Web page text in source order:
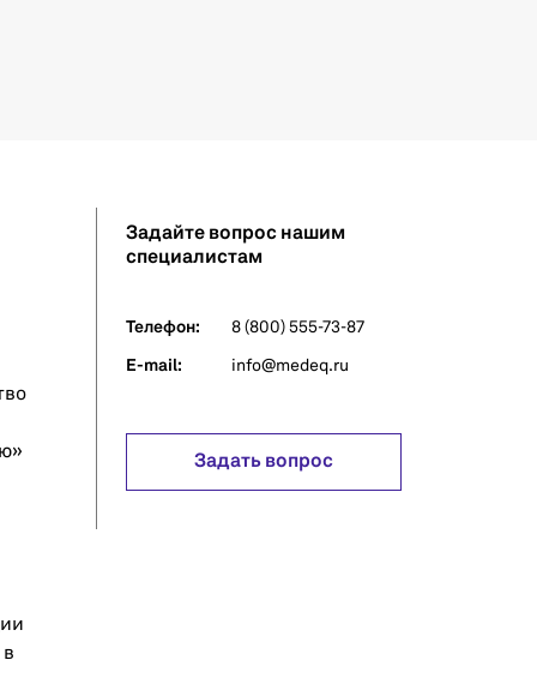
Задайте вопрос нашим
специалистам
Телефон: 8 (800) 555-73-87
E-mail: info@medeq.ru
Задать вопрос